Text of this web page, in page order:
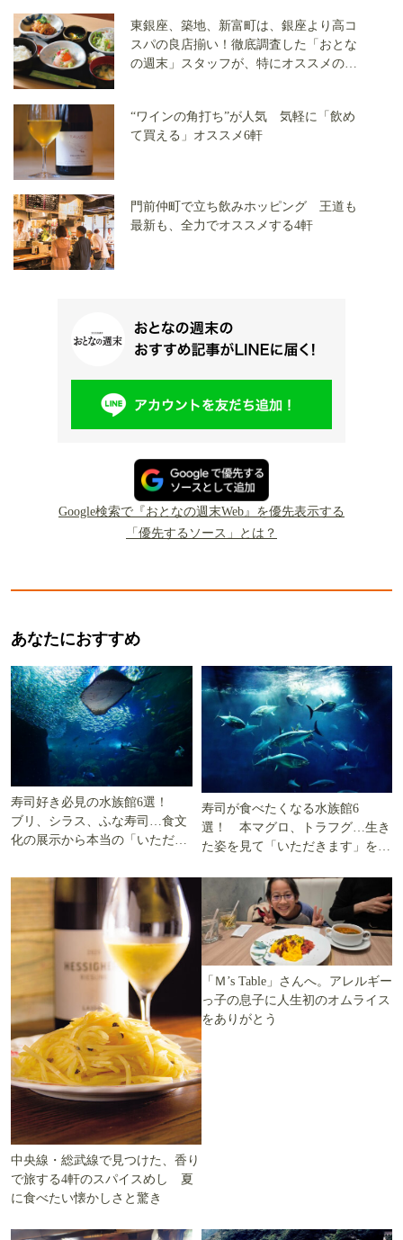
東銀座、築地、新富町は、銀座より高コ
スパの良店揃い！徹底調査した「おとな
の週末」スタッフが、特にオススメの店
“ワインの角打ち”が人気 気軽に「飲め
て買える」オススメ6軒
門前仲町で立ち飲みホッピング 王道も
最新も、全力でオススメする4軒
Google検索で『おとなの週末Web』を優先表示する
「優先するソース」とは？
あなたにおすすめ
寿司好き必見の水族館6選！
ブリ、シラス、ふな寿司…食文
化の展示から本当の「いただき
寿司が食べたくなる水族館6
選！ 本マグロ、トラフグ…生き
た姿を見て「いただきます」を考
中央線・総武線で見つけた、香り
で旅する4軒のスパイスめし 夏
に食べたい懐かしさと驚き
「Ｍ’s Table」さんへ。アレルギー
っ子の息子に人生初のオムライス
をありがとう